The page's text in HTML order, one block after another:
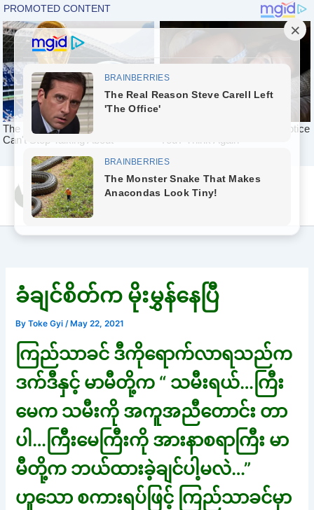
content
Yeah Celeb [အပြာ
ခံချင်စိတ်က မိုးမွှန်နေပြီ
ByToke Gyi /May 22, 2021
ကြည်သာခင် ဒီကိုရောက်လာရသည်က
ဒက်ဒီနှင့် မာမီတို့က “ သမီးရယ်…ကြီး
မေက သမီးကို အကူအညီတောင်း တာ
ပါ…ကြီးမေကြီးကို အားနာစရာကြီး မာ
မီတို့က ဘယ်ထားခဲ့ချင်ပါ့မလဲ…”
ဟူသော စကားရပ်ဖြင့် ကြည်သာခင်မှာ